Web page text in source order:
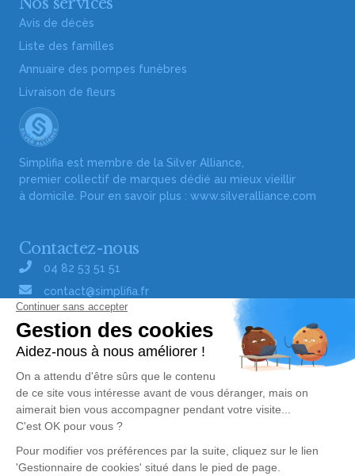
Avis de décès
Liste des familles
Annuaire des pompes funèbres
Livraison de fleurs
Simplifia est membre de la Silver Alliance,
premier collectif de marques dédié au mieux vieillir
à domicile. Pour en savoir plus : www.silveralliance.com
Contactez-nous
04 82 53 51 51
contact@simplifia.fr
Réseaux sociaux
Liens utiles
Publier un avis de décès
Signaler un abus/une erreur